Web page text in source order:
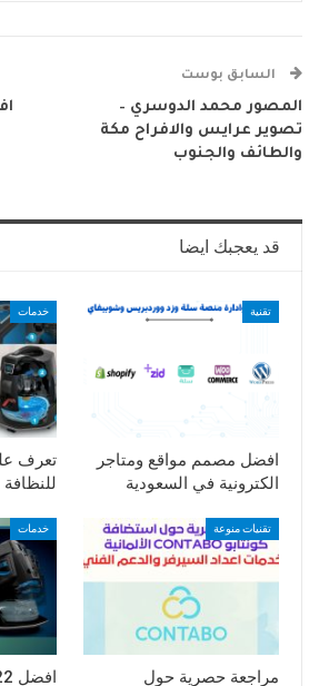
السابق بوست
المصور محمد الدوسري –
تصوير عرايس والافراح مكة
والطائف والجنوب
قد يعجبك ايضا
تقنية
افضل مصمم مواقع ومتاجر
الكترونية في السعودية
خدمات
تعرف
تقنيات منوعة
مراجعة حصرية حول
خدمات